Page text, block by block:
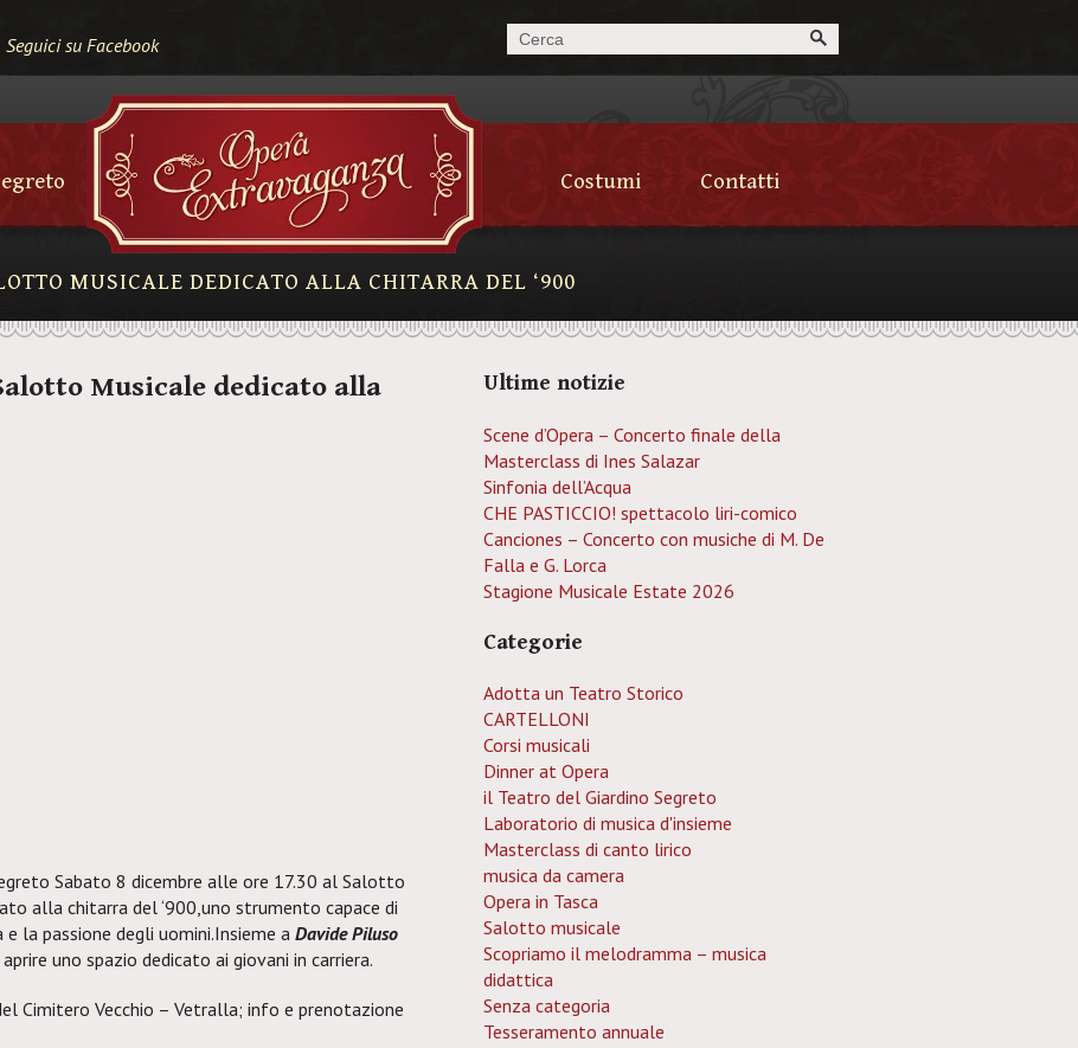
Seguici su Facebook
Costumi Contatti
MUSICALE DEDICATO ALLA CHITARRA DEL ‘900
Musicale dedicato alla
Sabato 8 dicembre alle ore 17.30 al Salotto
alla chitarra del ‘900,uno strumento capace di
la passione degli uomini.Insieme aDavide Piluso
uno spazio dedicato ai giovani in carriera.
Cimitero Vecchio – Vetralla; info e prenotazione
Ultime notizie
Scene d’Opera – Concerto finale della
Masterclass di Ines Salazar
Sinfonia dell’Acqua
CHE PASTICCIO! spettacolo liri-comico
Canciones – Concerto con musiche di M. De
Falla e G. Lorca
Stagione Musicale Estate 2026
Categorie
Adotta un Teatro Storico
CARTELLONI
Corsi musicali
Dinner at Opera
il Teatro del Giardino Segreto
Laboratorio di musica d'insieme
Masterclass di canto lirico
musica da camera
Opera in Tasca
Salotto musicale
Scopriamo il melodramma – musica
didattica
Senza categoria
Tesseramento annuale